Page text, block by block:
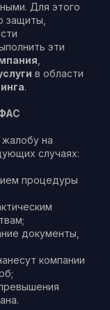
Для этого
защиты,
эти
в области
.
жалобу на
случаях:
процедуры
документы,
компании